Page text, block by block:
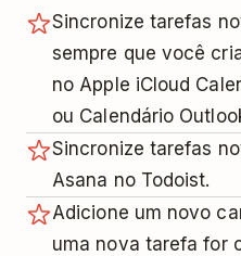
Sincronize tarefas
sempre que você
no Apple iCloud
ou Calendário
Sincronize tarefas
Asana no Todoist.
Adicione um novo
uma nova tarefa for